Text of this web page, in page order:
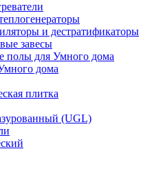
и дестратификаторы
завесы
полы для Умного дома
дома
плитка
(UGL)